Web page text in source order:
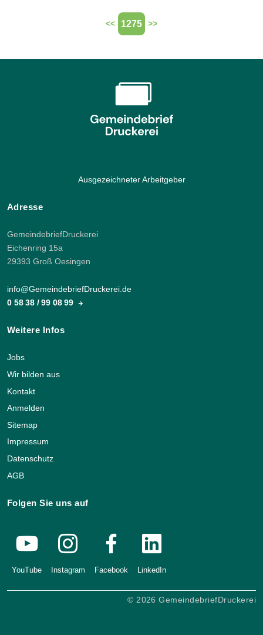
<< 1275 >>
Ausgezeichneter Arbeitgeber
Adresse
GemeindebriefDruckerei
Eichenring 15a
29393 Groß Oesingen
info@GemeindebriefDruckerei.de
0 58 38 / 99 08 99
Weitere Infos
Jobs
Wir bilden aus
Kontakt
Anmelden
Sitemap
Impressum
Datenschutz
AGB
Folgen Sie uns auf
YouTube Instagram Facebook LinkedIn
© 2026 GemeindebriefDruckerei